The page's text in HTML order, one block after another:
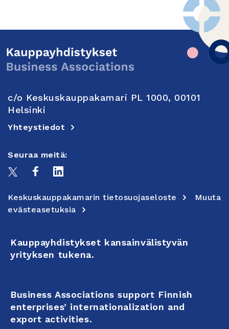
c/o Keskuskauppakamari PL 1000, 00101
Helsinki
Yhteystiedot
Seuraa meitä:
Keskuskauppakamarin tietosuojaseloste
Muuta
evästeasetuksia
Kauppayhdistykset kansainvälistyvän
yrityksen tukena.
Business Associations support Finnish
enterprises’ internationalization and
export activities.